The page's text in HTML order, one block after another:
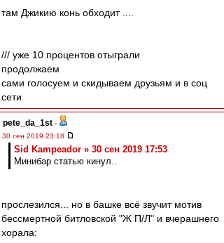
там Джикию конь обходит ....
/// уже 10 процентов отыграли
продолжаем
сами голосуем и скидываем друзьям и в соц
сети
pete_da_1st -
30 сен 2019 23:18
Sid Kampeador » 30 сен 2019 17:53
Минибар статью кинул..
прослезился... но в башке всё звучит мотив
бессмертной битловской "Ж П/Л" и вчерашнего
хорала: